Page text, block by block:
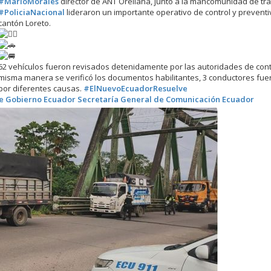
lideraron un importante operativo de control y
Loreto.
vehículos fueron revisados detenidamente por las autoridades de
manera se verificó los documentos habilitantes, 3 conductores
diferentes causas. #ElNuevoEcuadorResuelve
Gobierno Ecuador Secretaría General de Comunicación Ecuador